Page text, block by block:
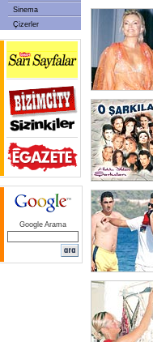
Sinema
Çizerler
Google Arama